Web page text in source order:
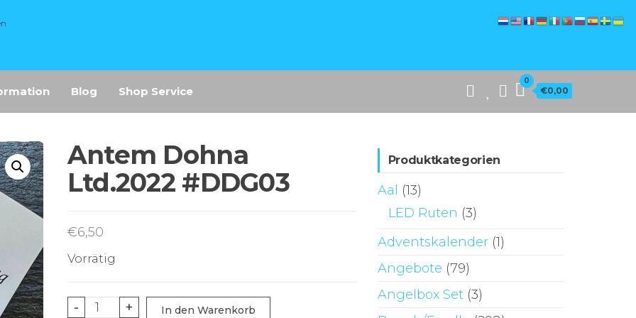
0
€0,00
Blog Shop Service
Antem Dohna
Ltd.2022 #DDG03
€6,50
Vorrätig
-
Antem
+ In den Warenkorb
Produktkategorien
Aal
(13)
LED Ruten (3)
Adventskalender (1)
Angebote (79)
Angelbox Set (3)